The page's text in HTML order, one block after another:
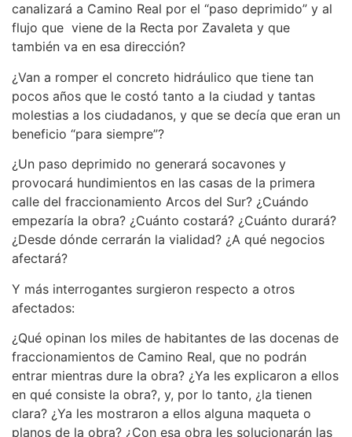
canalizará a Camino Real por el “paso deprimido” y al
flujo que viene de la Recta por Zavaleta y que
también va en esa dirección?
¿Van a romper el concreto hidráulico que tiene tan
pocos años que le costó tanto a la ciudad y tantas
molestias a los ciudadanos, y que se decía que eran un
beneficio “para siempre”?
¿Un paso deprimido no generará socavones y
provocará hundimientos en las casas de la primera
calle del fraccionamiento Arcos del Sur? ¿Cuándo
empezaría la obra? ¿Cuánto costará? ¿Cuánto durará?
¿Desde dónde cerrarán la vialidad? ¿A qué negocios
afectará?
Y más interrogantes surgieron respecto a otros
afectados:
¿Qué opinan los miles de habitantes de las docenas de
fraccionamientos de Camino Real, que no podrán
entrar mientras dure la obra? ¿Ya les explicaron a ellos
en qué consiste la obra?, y, por lo tanto, ¿la tienen
clara? ¿Ya les mostraron a ellos alguna maqueta o
planos de la obra? ¿Con esa obra les solucionarán las